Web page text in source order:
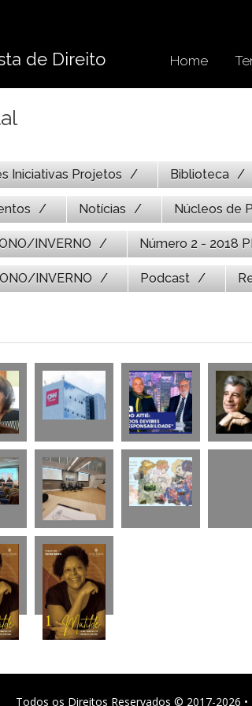
de Direito Home
Iniciativas Projetos Biblioteca
Notícias Núcleos de
INVERNO Número 2 - 2018
INVERNO Podcast
Todos os Direitos Reservados © 2017-2026